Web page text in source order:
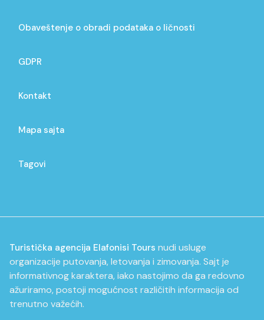
Obaveštenje o obradi podataka o ličnosti
GDPR
Kontakt
Mapa sajta
Tagovi
Turistička agencija Elafonisi Tours nudi usluge
organizacije putovanja, letovanja i zimovanja. Sajt je
informativnog karaktera, iako nastojimo da ga redovno
ažuriramo, postoji mogućnost različitih informacija od
trenutno važećih.